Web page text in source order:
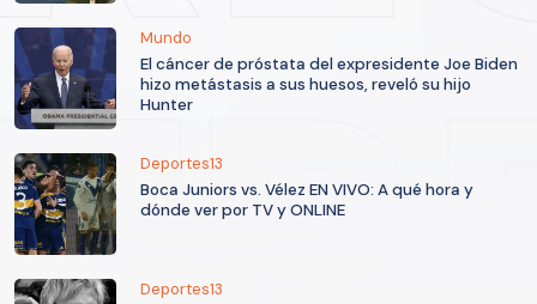
Mundo
El cáncer de próstata del expresidente Joe Biden
hizo metástasis a sus huesos, reveló su hijo
Hunter
Deportes13
Boca Juniors vs. Vélez EN VIVO: A qué hora y
dónde ver por TV y ONLINE
Deportes13